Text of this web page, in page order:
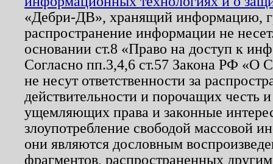
«Дебри-ДВ», хранящий информацию,
распространение информации не
основании ст.8 «Право на доступ к
Согласно пп.3,4,6 ст.57 Закона РФ «О
не несут ответственности за
действительности и порочащих честь
ущемляющих права и законные
злоупотребление свободой массовой
они являются дословным
фрагментов, распространенных